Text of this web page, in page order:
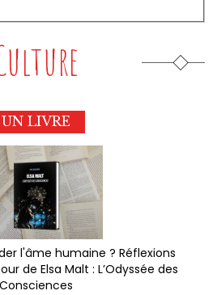
UN LIVRE
l'âme humaine ? Réflexions
de Elsa Malt : L’Odyssée des
Consciences